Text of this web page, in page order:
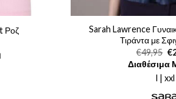
Ροζ
Sarah Lawrence
Τιράντα με
€49,95 €
Διαθέσιμα
l | xxl